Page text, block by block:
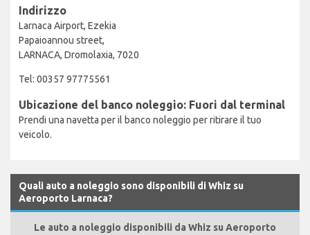
Indirizzo
Larnaca Airport, Ezekia
Papaioannou street,
LARNACA, Dromolaxia, 7020
Tel: 00357 97775561
Ubicazione del banco noleggio: Fuori dal terminal
Prendi una navetta per il banco noleggio per ritirare il tuo
veicolo.
Quali auto a noleggio sono disponibili di Whiz su
Aeroporto Larnaca?
Le auto a noleggio disponibili da Whiz su Aeroporto